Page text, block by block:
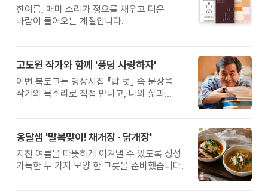
한여름, 매미 소리가 정오를 채우고 더운
바람이 들어오는 계절입니다.
고도원 작가와 함께 '풍덩 사랑하자'
이번 북토크는 명상시집 『밥 벗』 속 문장을
작가의 목소리로 직접 만나고, 나의 삶과
옹달샘 '말복맞이! 채개장 · 닭개장'
지친 여름을 따뜻하게 이겨낼 수 있도록 정성
가득한 두 가지 보양 한 그릇을 준비했습니다.